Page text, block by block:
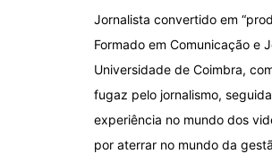
Jornalista convertido em
Formado em Comunicação e
Universidade de Coimbra,
fugaz pelo jornalismo,
experiência no mundo dos
por aterrar no mundo da